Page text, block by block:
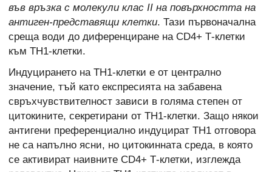
във връзка с молекули клас II на повърхността на
антиген-представящи клетки. Тази първоначална
среща води до диференциране на CD4+ Т-клетки
към ТН1-клетки.
Индуцирането на ТН1-клетки е от централно
значение, тъй като експресията на забавена
свръхчувствителност зависи в голяма степен от
цитокините, секретирани от ТН1-клетки. Защо някои
антигени преференциално индуцират TH1 отговора
не са напълно ясни, но цитокинната среда, в която
се активират наивните CD4+ Т-клетки, изглежда